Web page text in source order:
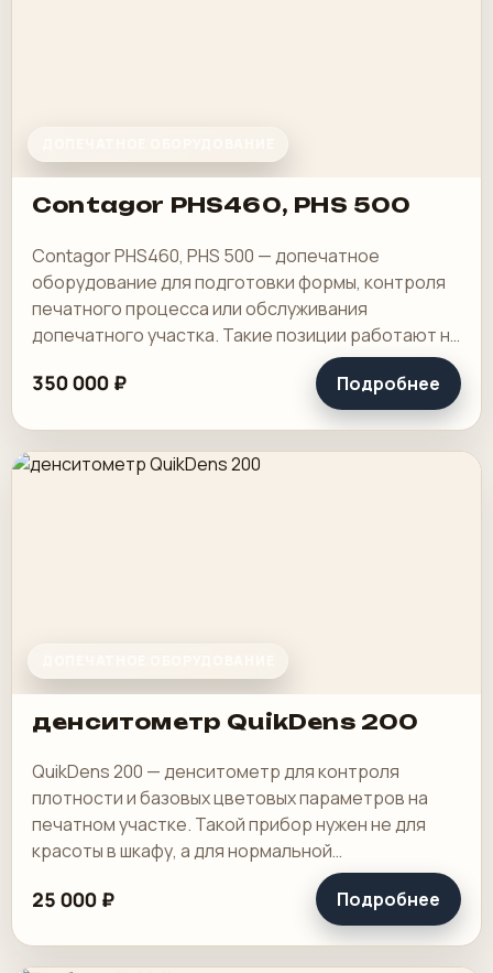
Contagor PHS460, PHS 500
Contagor PHS460, PHS 500 — допечатное
оборудование для подготовки формы, контроля
печатного процесса или обслуживания
допечатного участка. Такие позиции работают не
на виду у клиента, но именно они снимают
лишнюю возню.
350 000 ₽ Подробнее
денситометр QuikDens 200
QuikDens 200 — денситометр для контроля
плотности и базовых цветовых параметров на
печатном участке. Такой прибор нужен не для
красоты в шкафу, а для нормальной
повторяемости тиража, особенно на офсете и
другой печати.
25 000 ₽ Подробнее